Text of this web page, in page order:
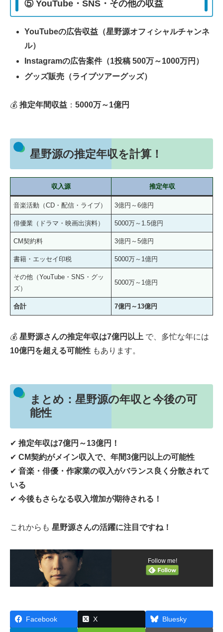
⑤ YouTube・SNS・その他の収益
YouTubeの広告収益（星野源オフィシャルチャンネ
ル）
Instagramの広告案件（1投稿 500万～1000万円）
グッズ販売（ライブツアーグッズ）
💰 推定年間収益 ： 5000万～1億円
星野源の推定年収を計算！
収入源 推定年収
音楽活動（CD・配信・ライブ） 3億円～6億円
俳優業（ドラマ・映画出演料） 5000万～1.5億円
CM契約料 3億円～5億円
書籍・エッセイ印税 5000万～1億円
その他（YouTube・SNS・グッ
ズ）
5000万～1億円
合計 7億円～13億円
💰 星野源さんの推定年収は7億円以上 で、多忙な年には
10億円を超える可能性 もあります。
まとめ：星野源の年収と今後の可
能性
✔ 推定年収は7億円～13億円！
✔ CM契約がメイン収入で、年間3億円以上の可能性
✔ 音楽・俳優・作家業の収入がバランス良く分散されて
いる
✔ 今後もさらなる収入増加が期待される！
これからも 星野源さんの活躍に注目ですね！
Follow me!
Facebook X Bluesky